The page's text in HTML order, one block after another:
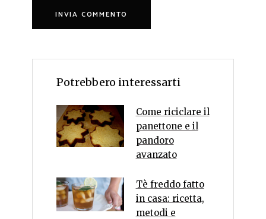
Potrebbero interessarti
Come riciclare il
panettone e il
pandoro
avanzato
Tè freddo fatto
in casa: ricetta,
metodi e